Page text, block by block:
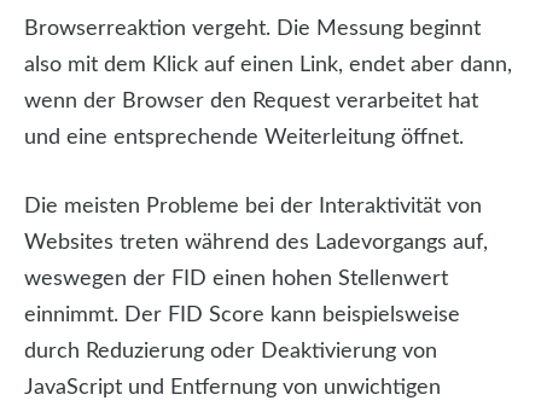
Browserreaktion vergeht. Die Messung beginnt
also mit dem Klick auf einen Link, endet aber dann,
wenn der Browser den Request verarbeitet hat
und eine entsprechende Weiterleitung öffnet.
Die meisten Probleme bei der Interaktivität von
Websites treten während des Ladevorgangs auf,
weswegen der FID einen hohen Stellenwert
einnimmt. Der FID Score kann beispielsweise
durch Reduzierung oder Deaktivierung von
JavaScript und Entfernung von unwichtigen